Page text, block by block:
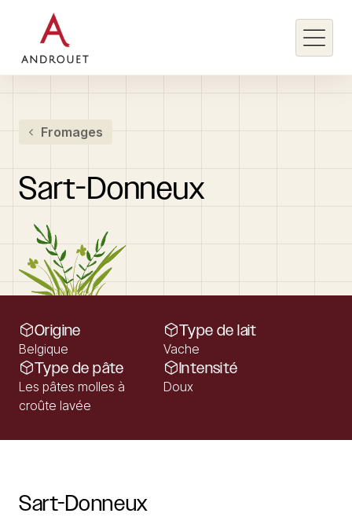
Rechercher un mot clé
Fromages
Sart-Donneux
Origine
Belgique
Type de lait
Vache
Type de pâte
Les pâtes molles à
croûte lavée
Intensité
Doux
Sart-Donneux